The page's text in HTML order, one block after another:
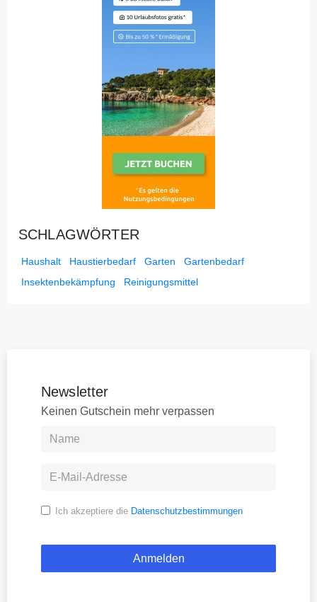
SCHLAGWÖRTER
Haushalt Haustierbedarf Garten
Gartenbedarf
Insektenbekämpfung
Reinigungsmittel
Newsletter
Keinen Gutschein mehr verpassen
Ich akzeptiere die Datenschutzbestimmungen